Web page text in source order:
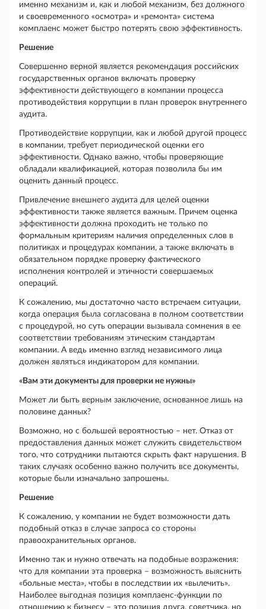
именно механизм и, как и любой механизм, без должного
и своевременного «осмотра» и «ремонта» система
комплаенс может быстро потерять свою эффективность.
Решение
Совершенно верной является рекомендация российских
государственных органов включать проверку
эффективности действующего в компании процесса
противодействия коррупции в план проверок внутреннего
аудита.
Противодействие коррупции, как и любой другой процесс
в компании, требует периодической оценки его
эффективности. Однако важно, чтобы проверяющие
обладали квалификацией, которая позволила бы им
оценить данный процесс.
Привлечение внешнего аудита для целей оценки
эффективности также является важным. Причем оценка
эффективности должна проходить не только по
формальным критериям наличия определенных слов в
политиках и процедурах компании, а также включать в
обязательном порядке проверку фактического
исполнения контролей и этичности совершаемых
операций.
К сожалению, мы достаточно часто встречаем ситуации,
когда операция была согласована в полном соответствии
с процедурой, но суть операции вызывала сомнения в ее
соответствии требованиям этическим стандартам
компании. А ведь именно взгляд независимого лица
должен являться индикатором для компании.
«Вам эти документы для проверки не нужны»
Может ли быть верным заключение, основанное лишь на
половине данных?
Возможно, но с большей вероятностью – нет. Отказ от
предоставления данных может служить свидетельством
того, что сотрудники пытаются скрыть факт нарушения. В
таких случаях особенно важно получить все документы,
которые были изначально запрошены.
Решение
К сожалению, у компании не будет возможности дать
подобный отказ в случае запроса со стороны
правоохранительных органов.
Именно так и нужно отвечать на подобные возражения:
что для компании эта проверка – возможность выяснить
«больные места», чтобы в последствии их «вылечить».
Наиболее выгодная позиция комплаенс-функции по
отношению к бизнесу – это позиция друга, советчика, но